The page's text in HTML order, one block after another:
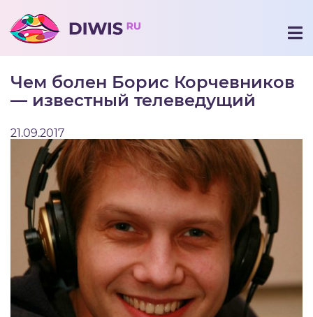
Чем болен Борис Корчевников
— известный телеведущий
21.09.2017